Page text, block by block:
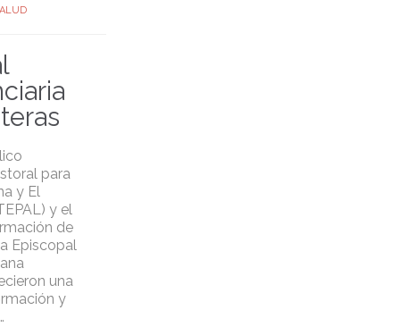
para
y El
y el
de
Episcopal
una
y